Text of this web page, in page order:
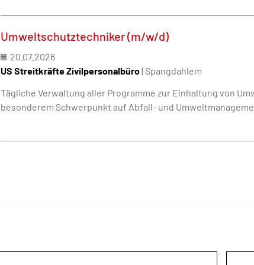
Umweltschutztechniker (m/w/d)
20.07.2026
US Streitkräfte Zivilpersonalbüro| Spangdahlem
Tägliche Verwaltung aller Programme zur Einhaltung von
besonderem Schwerpunkt auf Abfall- und